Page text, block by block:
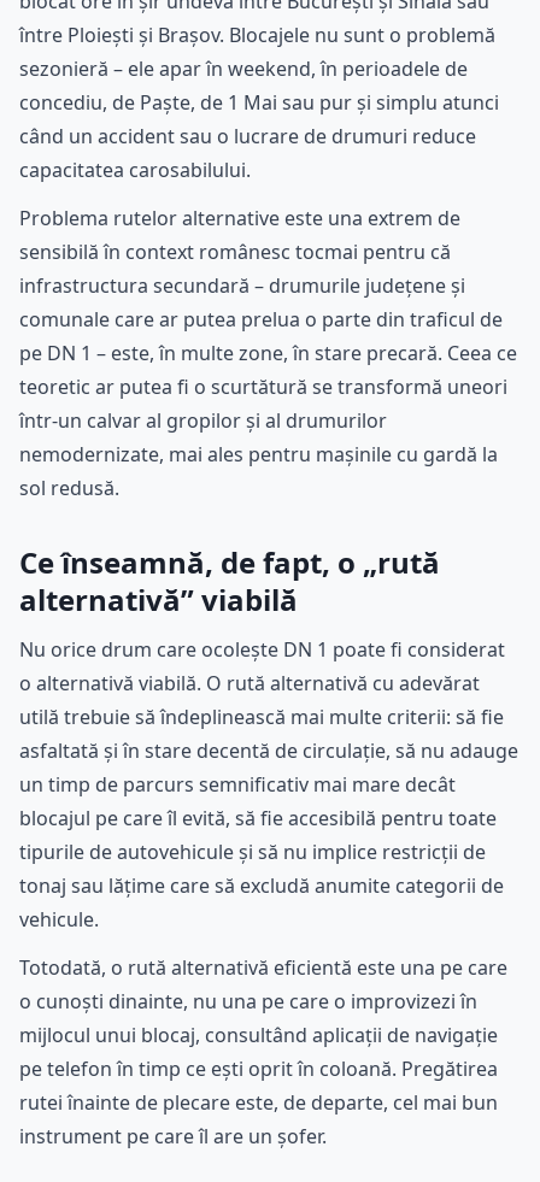
între Ploiești și Brașov. Blocajele nu sunt o problemă
sezonieră – ele apar în weekend, în perioadele de
concediu, de Paște, de 1 Mai sau pur și simplu atunci
când un accident sau o lucrare de drumuri reduce
capacitatea carosabilului.
Problema rutelor alternative este una extrem de
sensibilă în context românesc tocmai pentru că
infrastructura secundară – drumurile județene și
comunale care ar putea prelua o parte din traficul de
pe DN 1 – este, în multe zone, în stare precară. Ceea ce
teoretic ar putea fi o scurtătură se transformă uneori
într-un calvar al gropilor și al drumurilor
nemodernizate, mai ales pentru mașinile cu gardă la
sol redusă.
Ce înseamnă, de fapt, o „rută
alternativă” viabilă
Nu orice drum care ocolește DN 1 poate fi considerat
o alternativă viabilă. O rută alternativă cu adevărat
utilă trebuie să îndeplinească mai multe criterii: să fie
asfaltată și în stare decentă de circulație, să nu adauge
un timp de parcurs semnificativ mai mare decât
blocajul pe care îl evită, să fie accesibilă pentru toate
tipurile de autovehicule și să nu implice restricții de
tonaj sau lățime care să excludă anumite categorii de
vehicule.
Totodată, o rută alternativă eficientă este una pe care
o cunoști dinainte, nu una pe care o improvizezi în
mijlocul unui blocaj, consultând aplicații de navigație
pe telefon în timp ce ești oprit în coloană. Pregătirea
rutei înainte de plecare este, de departe, cel mai bun
instrument pe care îl are un șofer.